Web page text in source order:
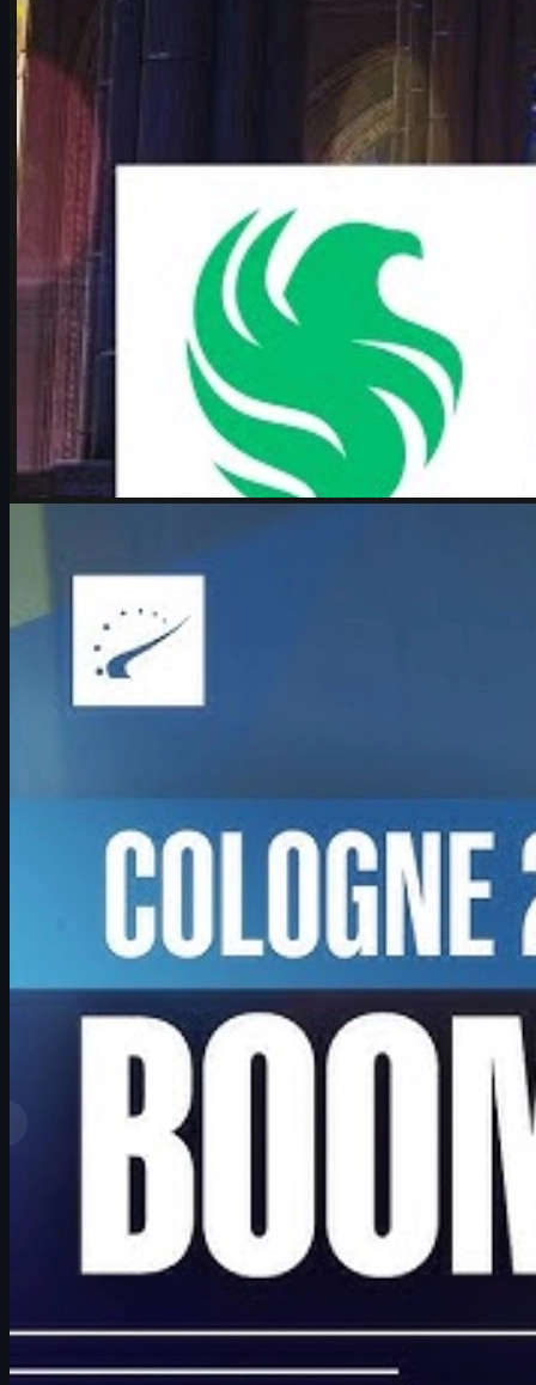
Analyse des Viertelfinals Falcons vs. Vitality beim IEM Cologne
Major 2026, inklusive Storyline, Taktiken, Map-Pool und csgo
skins Tipps.
Juni 17, 2026
Michael
Johnson
Counter-Strike 2Juni 17, 2026
Boombl4 über Counter-Strike, Karriereende und
csgo skins
Boombl4 spricht über sein CS-Comeback, den IEM Cologne Major,
Druck auf junge Mitspieler und wie CS2-Fans mit csgo skins ihre
Erfahrung upgraden können.
vonDavid William
Mehr anzeigen
Top-Ränge